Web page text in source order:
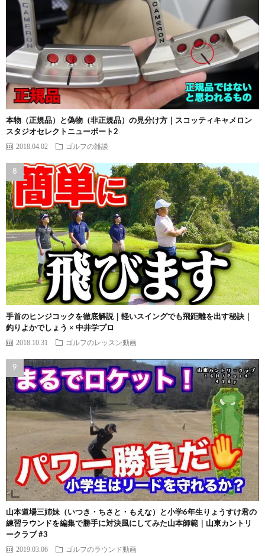
本物（正規品）と偽物（非正規品）の見分け方｜スコッティキャメロン
スタジオセレクトニューポート2
2018.04.02 ゴルフの雑談
手首のヒンジコックを徹底解説｜軽いスイングでも飛距離を出す秘訣｜
釣りよかでしょう × 中井学プロ
2018.10.31 ゴルフのレッスン動画
山本道場三姉妹（いつき・ちさと・もえな）と小学6年生りょうすけ君の
練習ラウンドを編集で勝手に対決風にしてみた山本師範｜山東カントリ
ークラブ #3
2019.03.06 ゴルフのラウンド動画